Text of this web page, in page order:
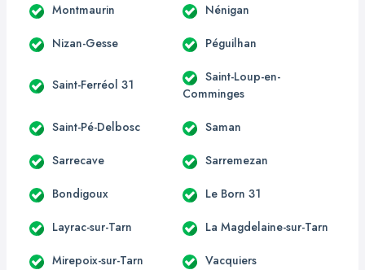
Montmaurin Nénigan
Nizan-Gesse Péguilhan
Saint-Ferréol 31
Saint-Loup-en-
Comminges
Saint-Pé-Delbosc Saman
Sarrecave Sarremezan
Bondigoux Le Born 31
Layrac-sur-Tarn La Magdelaine-sur-Tarn
Mirepoix-sur-Tarn Vacquiers